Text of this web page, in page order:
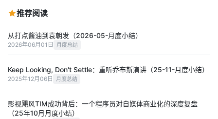
推荐阅读
从打点酱油到袁朝发（2026-05-月度小结）
2026年06月01日 月度总结
Keep Looking, Don't Settle：重听乔布斯演讲（25-11-月度小结）
2025年12月06日 月度总结
影视飓风TIM成功背后：一个程序员对自媒体商业化的深度复盘
（25年10月月度小结）